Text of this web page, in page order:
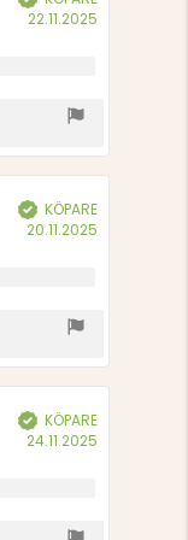
22.11.2025
Bekräftad
KÖPARE
20.11.2025
Bekräftad
KÖPARE
24.11.2025